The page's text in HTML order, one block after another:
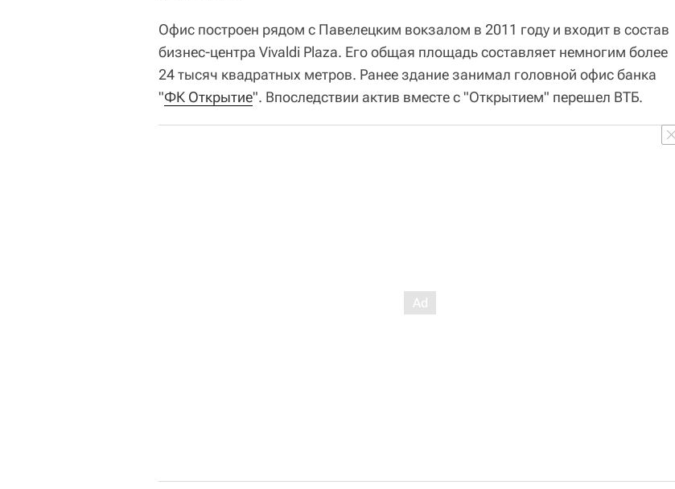
Офис построен рядом с Павелецким вокзалом в 2011 году и входит в состав
бизнес-центра Vivaldi Plaza. Его общая площадь составляет немногим более
24 тысяч квадратных метров. Ранее здание занимал головной офис банка
"ФК Открытие". Впоследствии актив вместе с "Открытием" перешел ВТБ.